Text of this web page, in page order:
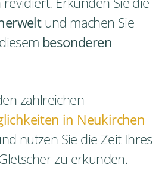
und machen Sie
besonderen
zahlreichen
in Neukirchen
nutzen Sie die Zeit Ihres
zu erkunden.